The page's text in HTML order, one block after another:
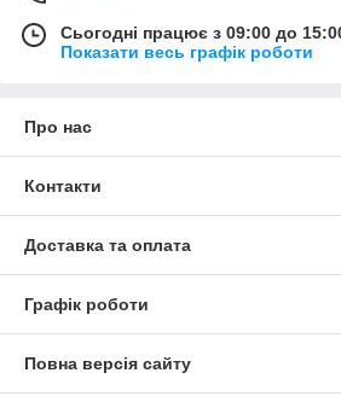
Сьогодні працює з 09:00 до
Показати весь графік роботи
Про нас
Контакти
Доставка та оплата
Графік роботи
Повна версія сайту